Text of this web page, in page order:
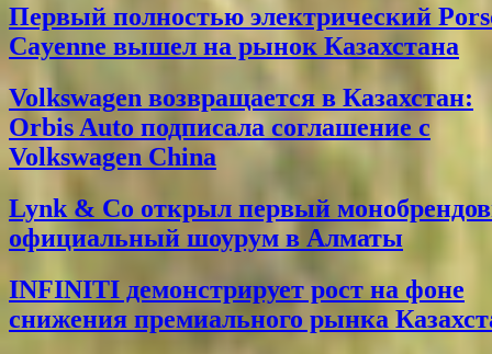
Первый полностью электрический
Cayenne вышел на рынок Казахстана
Volkswagen возвращается в Казахстан:
Orbis Auto подписала соглашение с
Volkswagen China
Lynk & Co открыл первый
официальный шоурум в Алматы
INFINITI демонстрирует рост на фоне
снижения премиального рынка